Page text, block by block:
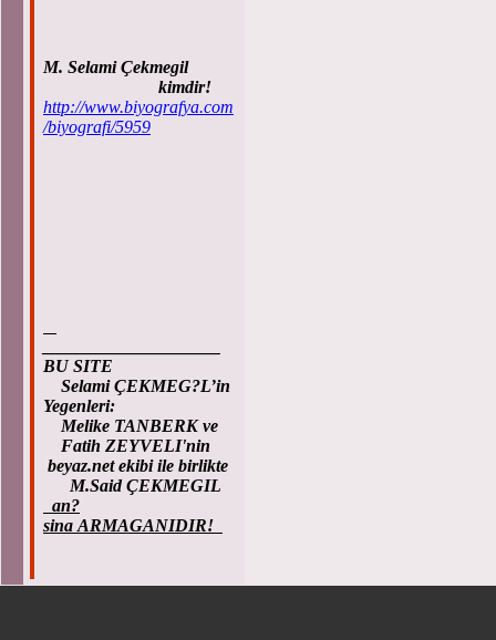
M. Selami Çekmegil
kimdir!
http://www.biyografya.com
/biyografi/5959
BU SITE
Selami ÇEKMEG?L’in
Yegenleri:
Melike TANBERK ve
Fatih ZEYVELI'nin
beyaz.net ekibi ile birlikte
M.Said ÇEKMEGIL
an?
sina ARMAGANIDIR!